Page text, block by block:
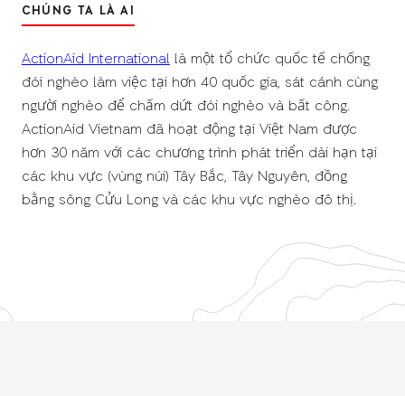
CHÚNG TA LÀ AI
ActionAid Internationallà một tổ chức quốc tế chống
đói nghèo làm việc tại hơn 40 quốc gia, sát cánh cùng
người nghèo để chấm dứt đói nghèo và bất công.
ActionAid Vietnam đã hoạt động tại Việt Nam được
hơn 30 năm với các chương trình phát triển dài hạn tại
các khu vực (vùng núi) Tây Bắc, Tây Nguyên, đồng
bằng sông Cửu Long và các khu vực nghèo đô thị.